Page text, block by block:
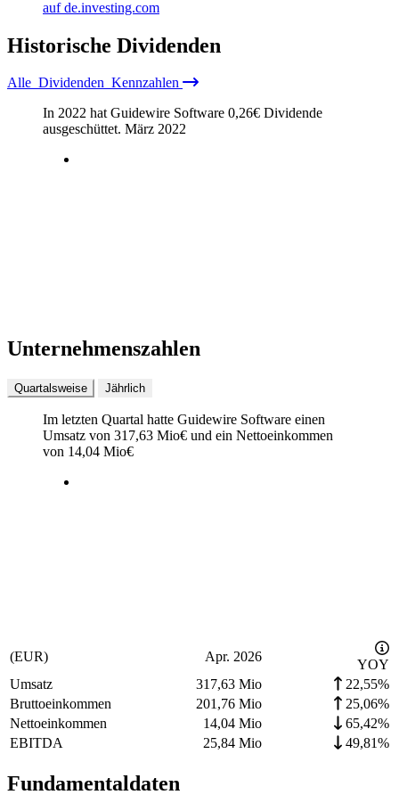
auf de.investing.com
Historische Dividenden
Alle Dividenden Kennzahlen
In 2022 hat Guidewire Software 0,26€ Dividende
ausgeschüttet. März 2022
Unternehmenszahlen
Quartalsweise Jährlich
Im letzten Quartal hatte Guidewire Software einen
Umsatz von 317,63 Mio€ und ein Nettoeinkommen
von 14,04 Mio€
(EUR) Apr. 2026
YOY
Umsatz
317,63 Mio
22,55%
Bruttoeinkommen
201,76 Mio
25,06%
Nettoeinkommen
14,04 Mio
65,42%
EBITDA
25,84 Mio 49,81%
Fundamentaldaten